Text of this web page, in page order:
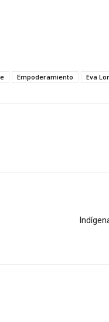
Empoderamiento Eva